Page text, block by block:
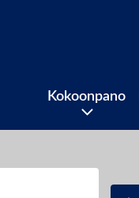
Kokoonpano